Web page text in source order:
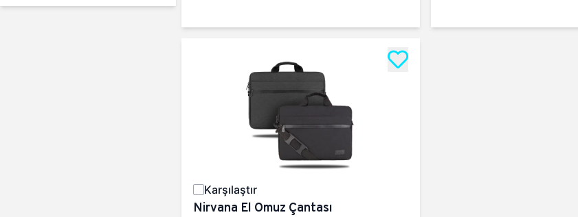
Karşılaştır
Nirvana El Omuz Çantası